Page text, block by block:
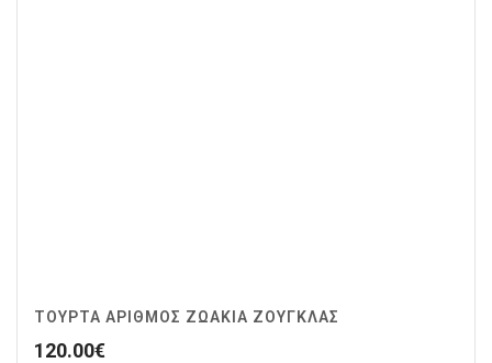
ΤΟΥΡΤΑ ΑΡΙΘΜΟΣ ΖΩΆΚΙΑ ΖΟΥΓΚΛΑΣ
120.00€